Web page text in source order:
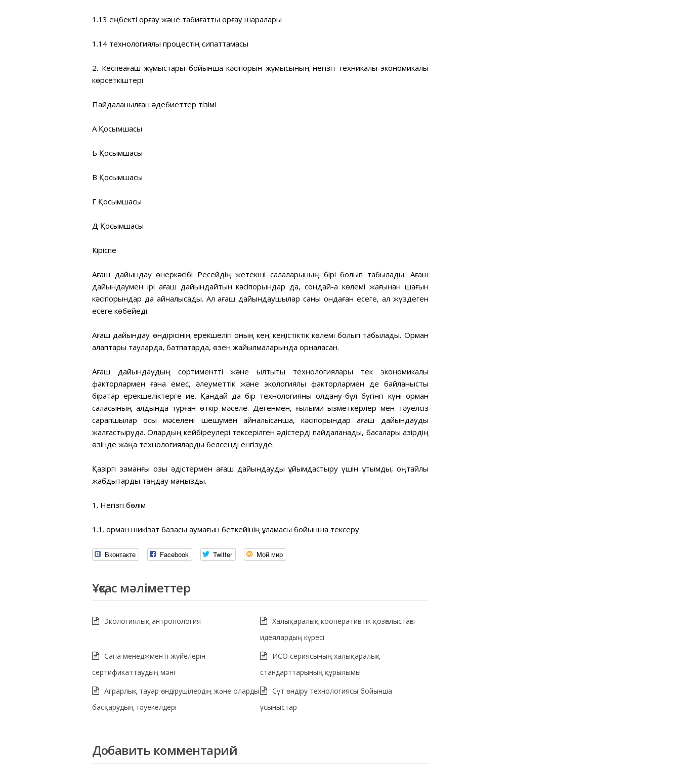
1.13 еңбекті қорғау және табиғатты қорғау шаралары
1.14 технологиялық процестің сипаттамасы
2. Кеспеағаш жұмыстары бойынша кәсіпорын жұмысының негізгі техникалық-экономикалық
көрсеткіштері
Пайдаланылған әдебиеттер тізімі
А Қосымшасы
Б Қосымшасы
В Қосымшасы
Г Қосымшасы
Д Қосымшасы
Кіріспе
Ағаш дайындау өнеркәсібі Ресейдің жетекші салаларының бірі болып табылады. Ағаш
дайындаумен ірі ағаш дайындайтын кәсіпорындар да, сондай-ақ көлемі жағынан шағын
кәсіпорындар да айналысады. Ал ағаш дайындаушылар саны ондаған есеге, ал жүздеген
есеге көбейеді.
Ағаш дайындау өндірісінің ерекшелігі оның кең кеңістіктік көлемі болып табылады. Орман
алқаптары тауларда, батпақтарда, өзен жайылмаларында орналасқан.
Ағаш дайындаудың сортиментті және қылтықты технологиялары тек экономикалық
факторлармен ғана емес, әлеуметтік және экологиялық факторлармен де байланысты
бірқатар ерекшеліктерге ие. Қандай да бір технологияны қолдану-бұл бүгінгі күні орман
саласының алдында тұрған өткір мәселе. Дегенмен, ғылыми қызметкерлер мен тәуелсіз
сарапшылар осы мәселені шешумен айналысқанша, кәсіпорындар ағаш дайындауды
жалғастыруда. Олардың кейбіреулері тексерілген әдістерді пайдаланады, басқалары қазірдің
өзінде жаңа технологияларды белсенді енгізуде.
Қазіргі заманғы озық әдістермен ағаш дайындауды ұйымдастыру үшін ұтымды, оңтайлы
жабдықтарды таңдау маңызды.
1. Негізгі бөлім
1.1. орман шикізат базасы аумағын беткейінің құламасы бойынша тексеру
Вконтакте Facebook Twitter Мой мир
Ұқсас мәліметтер
Экологиялық антропология
Халықаралық кооперативтік қозғалыстағы
идеялардың күресі
Сапа менеджменті жүйелерін
сертификаттаудың мәні
ИСО сериясының халықаралық
стандарттарының құрылымы
Аграрлық тауар өндірушілердің және оларды
басқарудың тәуекелдері
Сүт өндіру технологиясы бойынша
ұсыныстар
Добавить комментарий